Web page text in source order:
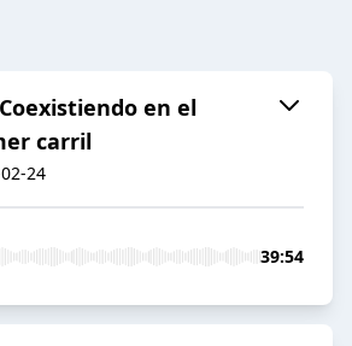
en el
carril
24
39:54